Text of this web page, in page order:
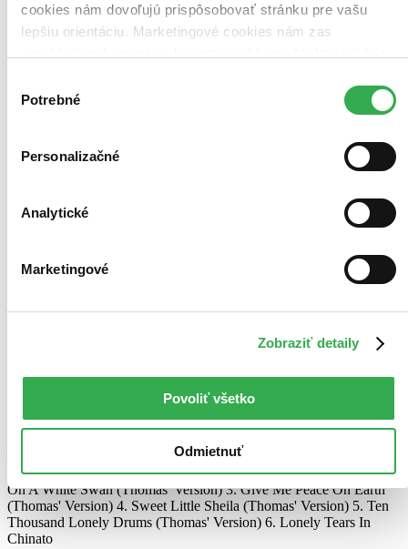
cookies nám dovoľujú prispôsobovať stránku pre vašu
lepšiu orientáciu. Marketingové cookies nám zas
keby sme mohli používať všetky tieto cookies. Ďakujeme!
súhlasu
Potrebné
Personalizačné
Analytické
Marketingové
Zobraziť detaily
Povoliť všetko
Odmietnuť
Disk 1 (CD) 1. Geronimo's Cadillac (Thomas' Version) 2. Riding
On A White Swan (Thomas' Version) 3. Give Me Peace On Earth
(Thomas' Version) 4. Sweet Little Sheila (Thomas' Version) 5. Ten
Thousand Lonely Drums (Thomas' Version) 6. Lonely Tears In
Chinato